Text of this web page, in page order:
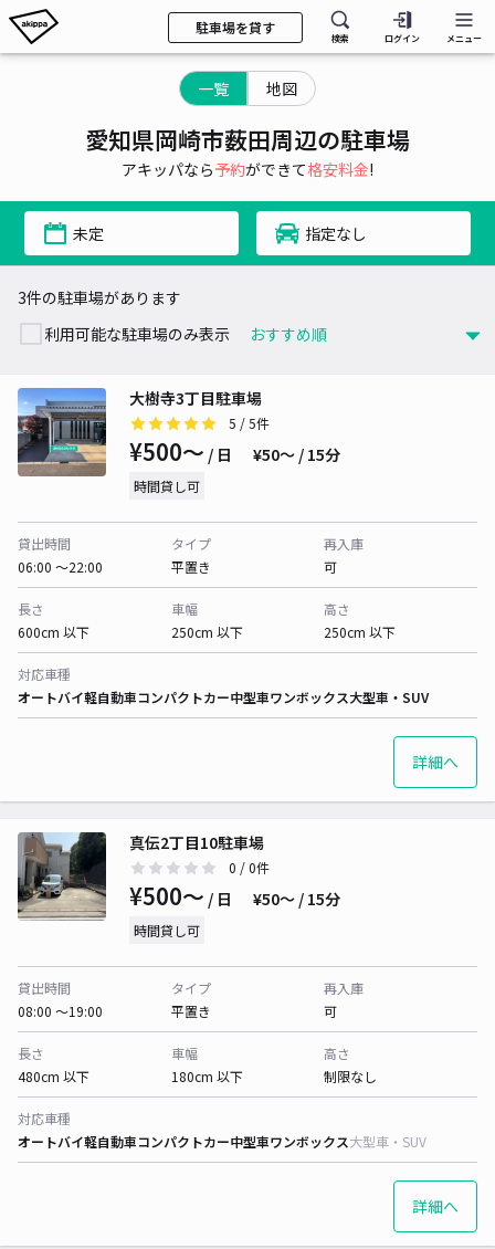
駐車場を貸す
検索 ログイン メニュー
一覧 地図
愛知県岡崎市薮田周辺の駐車場
アキッパなら予約ができて格安料金!
未定 指定なし
3件の駐車場があります
利用可能な駐車場のみ表示
大樹寺3丁目駐車場
5 / 5件
¥500〜 / 日 ¥50〜 / 15分
時間貸し可
貸出時間
06:00 〜22:00
タイプ
平置き
再入庫
可
長さ
600cm 以下
車幅
250cm 以下
高さ
250cm 以下
対応車種
オートバイ軽自動車コンパクトカー中型車ワンボックス大型車・SUV
詳細へ
真伝2丁目10駐車場
0 / 0件
¥500〜 / 日 ¥50〜 / 15分
時間貸し可
貸出時間
08:00 〜19:00
タイプ
平置き
再入庫
可
長さ
480cm 以下
車幅
180cm 以下
高さ
制限なし
対応車種
オートバイ軽自動車コンパクトカー中型車ワンボックス大型車・SUV
詳細へ